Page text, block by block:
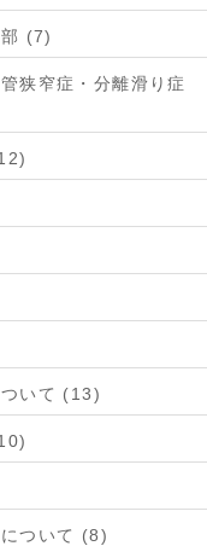
部 (7)
狭窄症・分離滑り症
ついて (13)
について (8)